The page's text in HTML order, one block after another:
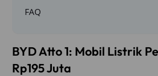
FAQ
BYD Atto 1: Mobil Listrik
Rp195 Juta